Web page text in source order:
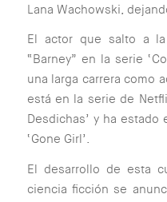
Lana Wachowski,
El actor que salto a
“Barney” en la serie
una larga carrera como
está en la serie de
Desdichas’ y ha
‘Gone Girl’.
El desarrollo de esta
ciencia ficción se